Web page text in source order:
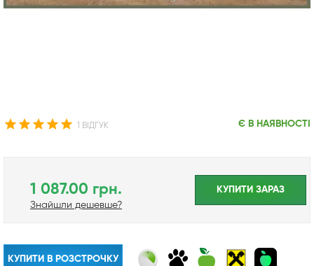
1 ВІДГУК Є В НАЯВНОСТІ
1 087.00 грн.
Знайшли дешевше?
КУПИТИ ЗАРАЗ
КУПИТИ В РОЗСТРОЧКУ